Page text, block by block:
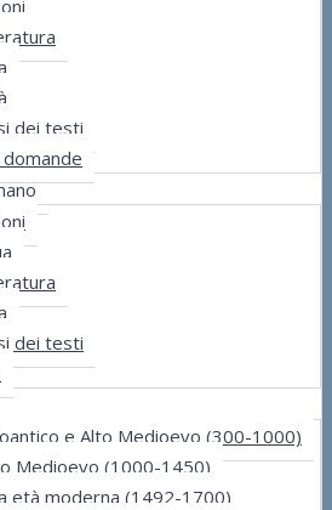
dei testi
dei testi
e Alto Medioevo (300-1000)
Medioevo (1000-1450)
età moderna (1492-1700)